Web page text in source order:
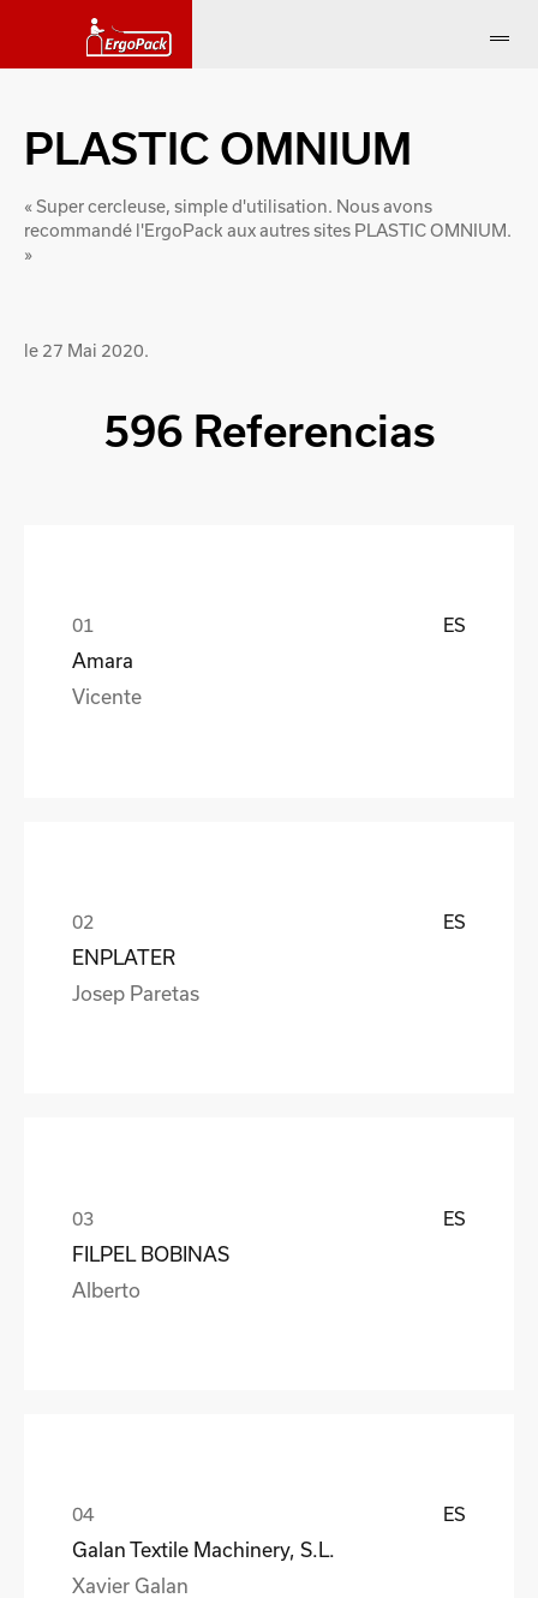
PLASTIC OMNIUM
« Super cercleuse, simple d'utilisation. Nous avons
recommandé l'ErgoPack aux autres sites PLASTIC OMNIUM.
»
le 27 Mai 2020.
596 Referencias
ES
Amara
Vicente
ES
ENPLATER
Josep Paretas
ES
FILPEL BOBINAS
Alberto
ES
Galan Textile Machinery, S.L.
Xavier Galan